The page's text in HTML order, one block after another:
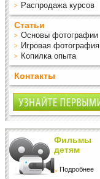
Распродажа курсов
Статьи
Основы фотографии
Игровая фотография
Копилка опыта
Контакты
Фильмы
детям
Подробнее